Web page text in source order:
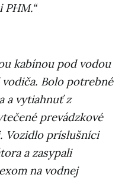
kabínou pod vodou
Bolo potrebné
a vytiahnuť z
prevádzkové
Vozidlo príslušníci
a zasypali
na vodnej